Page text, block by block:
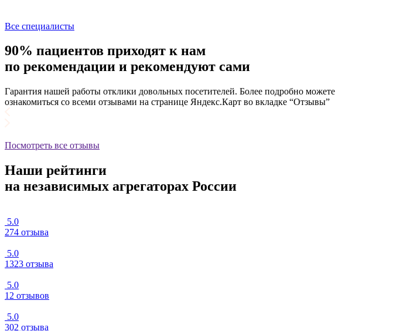
Все специалисты
90% пациентов приходят к нам
по рекомендации и рекомендуют сами
Гарантия нашей работы отклики довольных посетителей. Более подробно можете
ознакомиться со всеми отзывами на странице Яндекс.Карт во вкладке “Отзывы”
Посмотреть все отзывы
Наши рейтинги
на независимых агрегаторах России
5.0
274 отзыва
5.0
1323 отзыва
5.0
12 отзывов
5.0
302 отзыва